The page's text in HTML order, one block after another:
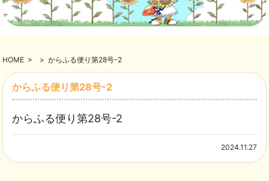
HOME > > からふる便り第28号-2
からふる便り第28号-2
からふる便り第28号-2
2024.11.27